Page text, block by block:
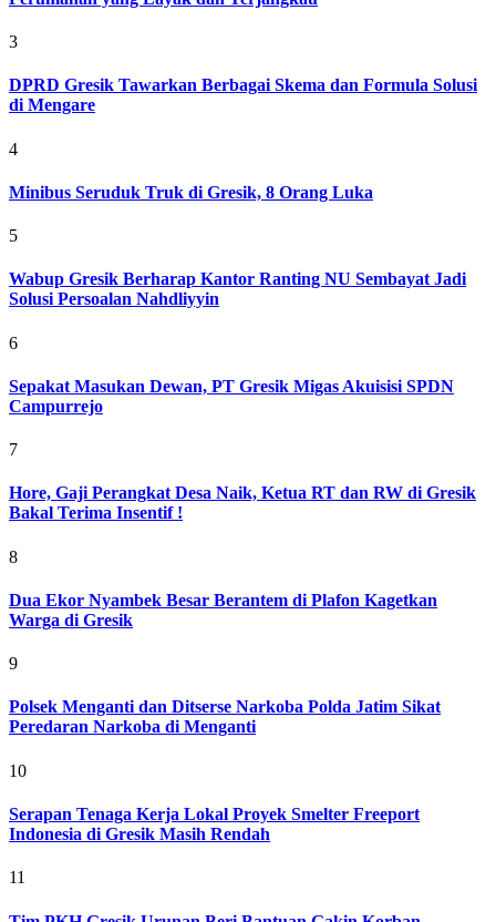
3
DPRD Gresik Tawarkan Berbagai Skema dan Formula Solusi
di Mengare
4
Minibus Seruduk Truk di Gresik, 8 Orang Luka
5
Wabup Gresik Berharap Kantor Ranting NU Sembayat Jadi
Solusi Persoalan Nahdliyyin
6
Sepakat Masukan Dewan, PT Gresik Migas Akuisisi SPDN
Campurrejo
7
Hore, Gaji Perangkat Desa Naik, Ketua RT dan RW di Gresik
Bakal Terima Insentif !
8
Dua Ekor Nyambek Besar Berantem di Plafon Kagetkan
Warga di Gresik
9
Polsek Menganti dan Ditserse Narkoba Polda Jatim Sikat
Peredaran Narkoba di Menganti
10
Serapan Tenaga Kerja Lokal Proyek Smelter Freeport
Indonesia di Gresik Masih Rendah
11